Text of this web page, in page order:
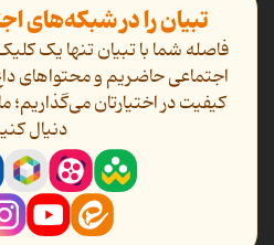
تبیان را در شبکه‌های
فاصله شما با تبیان تنها یک
اجتماعی حاضریم و محتواهای
کیفیت در اختیارتان می‌گذاریم؛
دنیال